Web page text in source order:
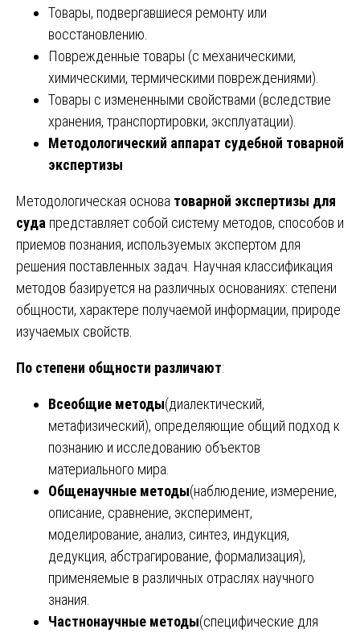
Товары, подвергавшиеся ремонту или
восстановлению.
Поврежденные товары (с механическими,
химическими, термическими повреждениями).
Товары с измененными свойствами (вследствие
хранения, транспортировки, эксплуатации).
Методологический аппарат судебной товарной
экспертизы
Методологическая основа товарной экспертизы для
суда представляет собой систему методов, способов и
приемов познания, используемых экспертом для
решения поставленных задач. Научная классификация
методов базируется на различных основаниях: степени
общности, характере получаемой информации, природе
изучаемых свойств.
По степени общности различают:
Всеобщие методы(диалектический,
метафизический), определяющие общий подход к
познанию и исследованию объектов
материального мира.
Общенаучные методы(наблюдение, измерение,
описание, сравнение, эксперимент,
моделирование, анализ, синтез, индукция,
дедукция, абстрагирование, формализация),
применяемые в различных отраслях научного
знания.
Частнонаучные методы(специфические для